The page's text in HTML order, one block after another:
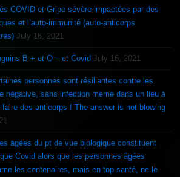
COVID et Gripe sévère impactées par des
et l’auto-immunité (auto-anticorps
July 16, 2021
B + et O – et Covid July 16, 2021
personnes sont résiliantes contre les
négative, sans infection meme dans un lieu à
des anticorps ! The answer is not blowing
âgées du pt de vue biologique constituent
Covid alors que les personnes âgées
les centenaires, mais en top santé, ne le